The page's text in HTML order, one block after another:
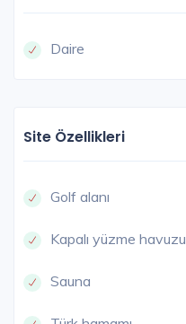
Daire
Site Özellikleri
Golf alanı
Kapalı yüzme havuzu
Sauna